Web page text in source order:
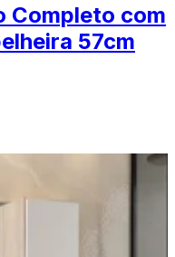
Completo com
57cm